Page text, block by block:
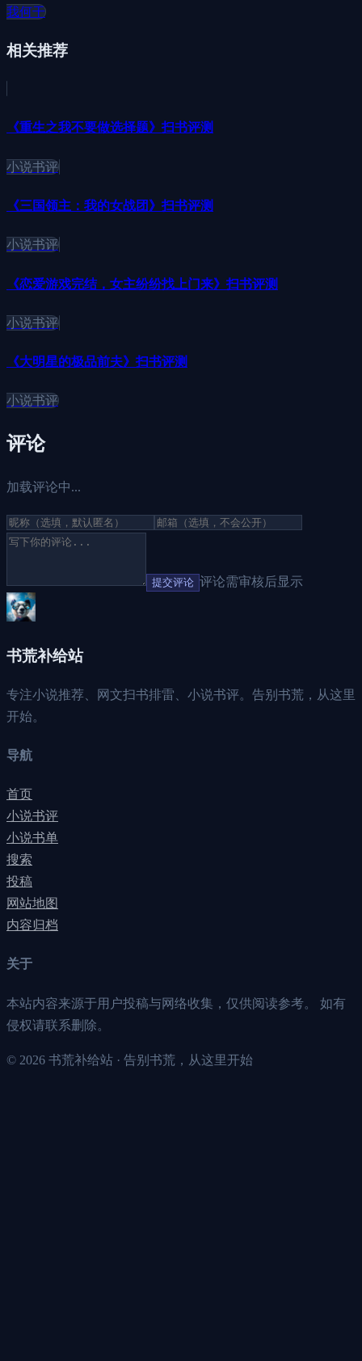
我何干
相关推荐
《重生之我不要做选择题》扫书评测
小说书评
《三国领主：我的女战团》扫书评测
小说书评
《恋爱游戏完结，女主纷纷找上门来》扫书评测
小说书评
《大明星的极品前夫》扫书评测
小说书评
评论
加载评论中...
提交评论 评论需审核后显示
书荒补给站
专注小说推荐、网文扫书排雷、小说书评。告别书荒，从这里
开始。
导航
首页
小说书评
小说书单
搜索
投稿
网站地图
内容归档
关于
本站内容来源于用户投稿与网络收集，仅供阅读参考。 如有
侵权请联系删除。
© 2026 书荒补给站 · 告别书荒，从这里开始